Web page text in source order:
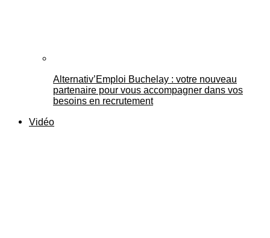
Alternativ’Emploi Buchelay : votre nouveau
partenaire pour vous accompagner dans vos
besoins en recrutement
Vidéo